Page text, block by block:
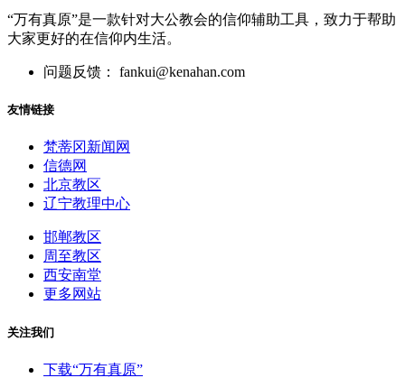
“万有真原”是一款针对大公教会的信仰辅助工具，致力于帮助
大家更好的在信仰内生活。
问题反馈： fankui@kenahan.com
友情链接
梵蒂冈新闻网
信德网
北京教区
辽宁教理中心
邯郸教区
周至教区
西安南堂
更多网站
关注我们
下载“万有真原”